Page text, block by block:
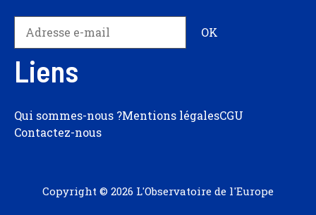
Liens
Qui sommes-nous ?Mentions légalesCGU
Contactez-nous
Copyright © 2026 L'Observatoire de l'Europe